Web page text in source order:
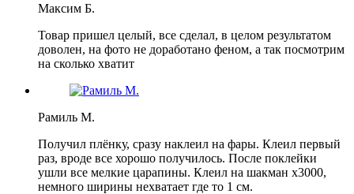
Максим Б.
Товар пришел целый, все сделал, в целом результатом
доволен, на фото не доработано феном, а так посмотрим
на сколько хватит
Рамиль М.
Получил плёнку, сразу наклеил на фары. Клеил первый
раз, вроде все хорошо получилось. После поклейки
ушли все мелкие царапины. Клеил на шакман х3000,
немного ширины нехватает где то 1 см.